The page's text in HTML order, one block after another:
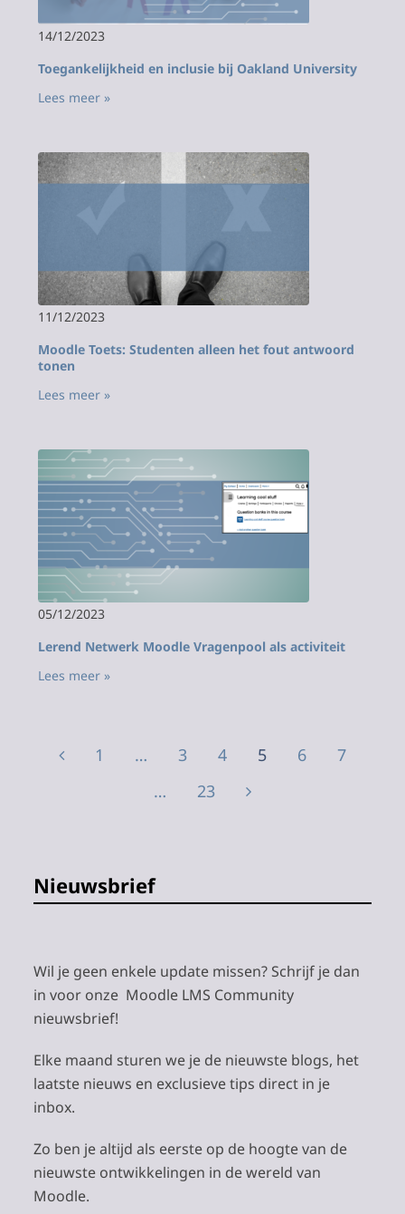
14/12/2023
Toegankelijkheid en inclusie bij Oakland University
Lees meer »
11/12/2023
Moodle Toets: Studenten alleen het fout antwoord
tonen
Lees meer »
05/12/2023
Lerend Netwerk Moodle Vragenpool als activiteit
Lees meer »
1 … 3 4 5 6
7
…
23
Nieuwsbrief
Wil je geen enkele update missen? Schrijf je dan
in voor onze Moodle LMS Community
nieuwsbrief!
Elke maand sturen we je de nieuwste blogs, het
laatste nieuws en exclusieve tips direct in je
inbox.
Zo ben je altijd als eerste op de hoogte van de
nieuwste ontwikkelingen in de wereld van
Moodle.